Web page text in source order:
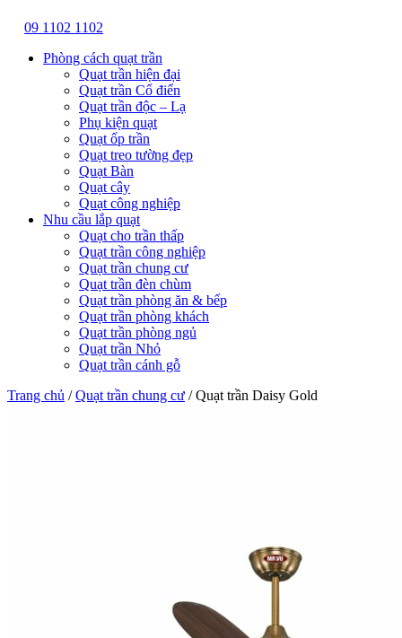
09 1102 1102
Phòng cách quạt trần
Quạt trần hiện đại
Quạt trần Cổ điển
Quạt trần độc – Lạ
Phụ kiện quạt
Quạt ốp trần
Quạt treo tường đẹp
Quạt Bàn
Quạt cây
Quạt công nghiệp
Nhu cầu lắp quạt
Quạt cho trần thấp
Quạt trần công nghiệp
Quạt trần chung cư
Quạt trần đèn chùm
Quạt trần phòng ăn & bếp
Quạt trần phòng khách
Quạt trần phòng ngủ
Quạt trần Nhỏ
Quạt trần cánh gỗ
Trang chủ /Quạt trần chung cư /Quạt trần Daisy Gold